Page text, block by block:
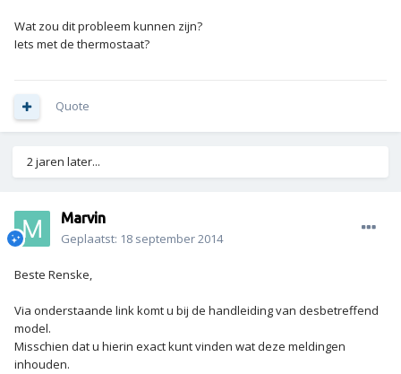
Wat zou dit probleem kunnen zijn?
Iets met de thermostaat?
Quote
2 jaren later...
Marvin
Geplaatst: 18 september 2014
Beste Renske,
Via onderstaande link komt u bij de handleiding van desbetreffend
model.
Misschien dat u hierin exact kunt vinden wat deze meldingen
inhouden.